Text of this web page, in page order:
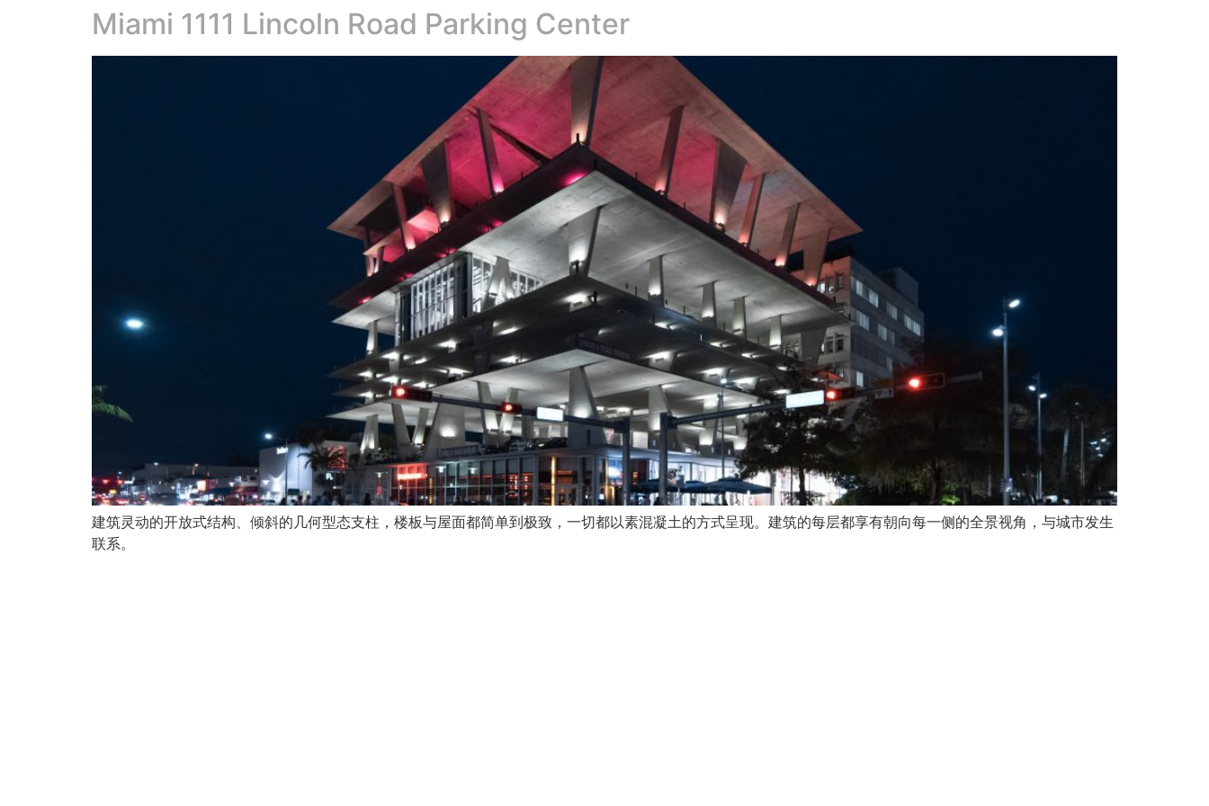
Miami 1111 Lincoln Road Parking Center
建筑灵动的开放式结构、倾斜的几何型态支柱，楼板与屋面都简单到极致，一切都以素混凝土的方式呈现。建筑的每层都享有朝向每一侧的全景视角，与城市发生
联系。